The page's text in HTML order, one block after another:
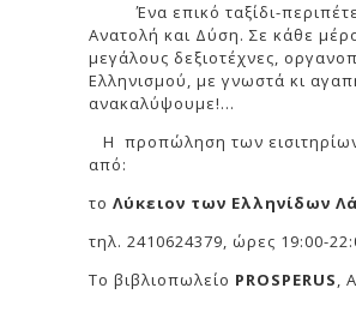
Ένα επικό ταξίδι-
Ανατολή και Δύση. Σε κάθε
μεγάλους δεξιοτέχνες,
Ελληνισμού, με γνωστά κι
ανακαλύψουμε!...
Η προπώληση των
από:
το Λύκειον των Ελληνίδων
τηλ. 2410624379, ώρες 19:00-
Το βιβλιοπωλείο PROSPERUS,